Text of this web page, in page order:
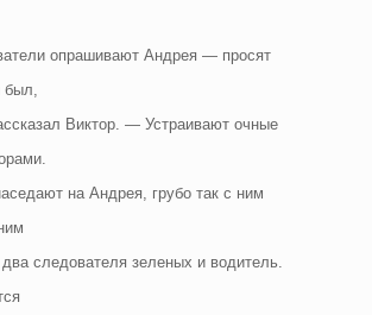
опрашивают Андрея — просят
был,
Виктор. — Устраивают очные
на Андрея, грубо так с ним
два следователя зеленых и водитель.